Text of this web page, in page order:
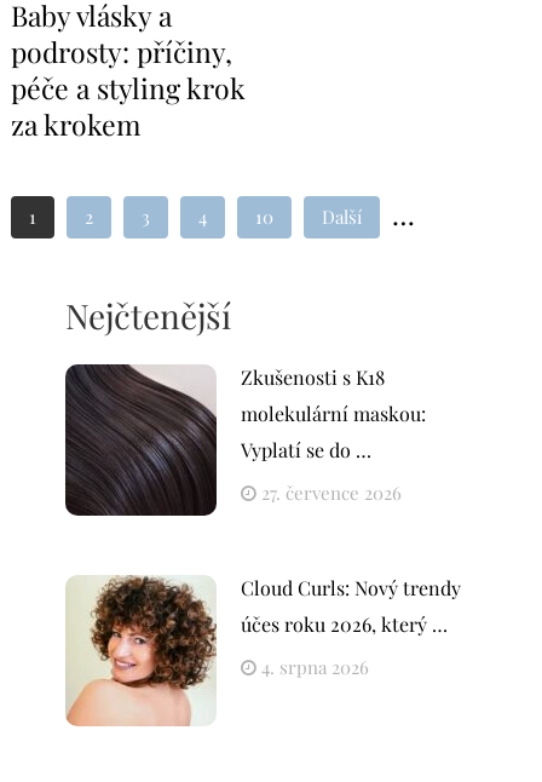
Baby vlásky a
podrosty: příčiny,
péče a styling krok
za krokem
1 2 3 4 …
10 Další
Nejčtenější
Zkušenosti s K18
molekulární maskou:
Vyplatí se do …
27. července 2026
Cloud Curls: Nový trendy
účes roku 2026, který …
4. srpna 2026